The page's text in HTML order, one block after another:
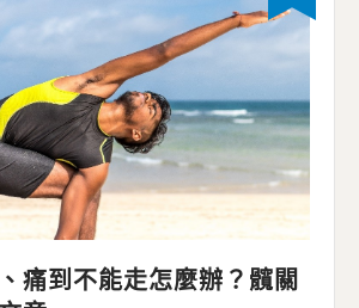
痛到不能走怎麼辦？髖關